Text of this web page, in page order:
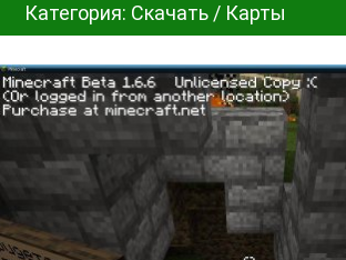
Категория: Скачать / Карты